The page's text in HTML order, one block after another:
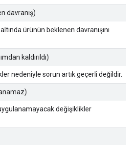
davranış)
ürünün beklenen davranışını
kaldırıldı)
nedeniyle sorun artık geçerli değildir.
değişiklikler